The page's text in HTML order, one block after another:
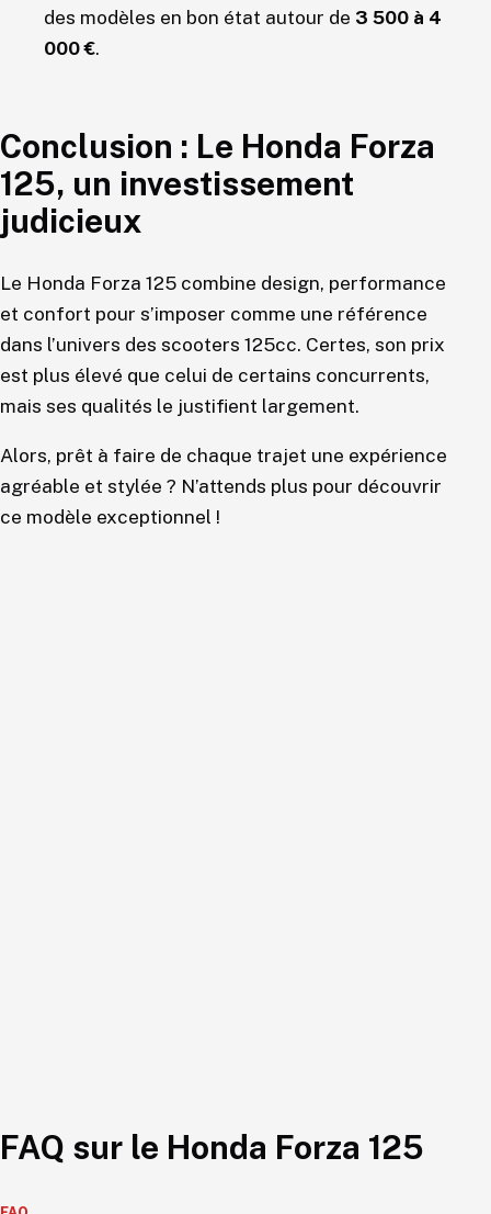
des modèles en bon état autour de 3 500 à 4
000 €.
Conclusion : Le Honda Forza
125, un investissement
judicieux
Le Honda Forza 125 combine design, performance
et confort pour s’imposer comme une référence
dans l’univers des scooters 125cc. Certes, son prix
est plus élevé que celui de certains concurrents,
mais ses qualités le justifient largement.
Alors, prêt à faire de chaque trajet une expérience
agréable et stylée ? N’attends plus pour découvrir
ce modèle exceptionnel !
FAQ sur le Honda Forza 125